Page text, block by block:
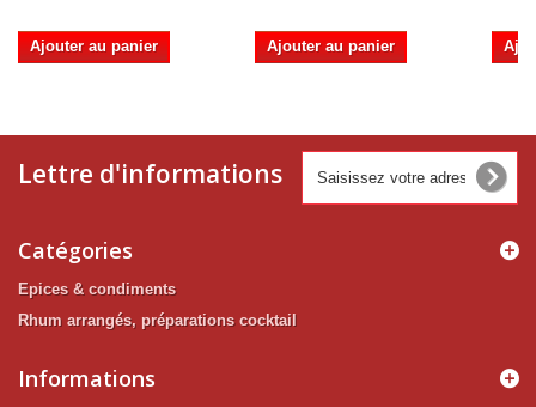
Ajouter au panier Ajouter au panier
Lettre d'informations
Catégories
Epices & condiments
Rhum arrangés, préparations cocktail
Informations